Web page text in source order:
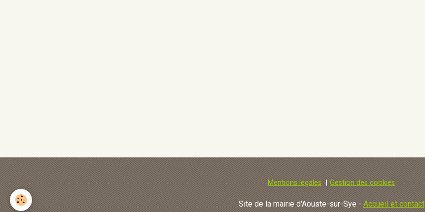
Mentions légales Gestion des cookies
Site de la mairie d'Aouste-sur-Sye - Accueil et contact